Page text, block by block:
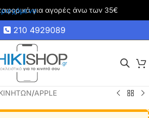
για αγορές άνω των 35€
210 4929089
/APPLE